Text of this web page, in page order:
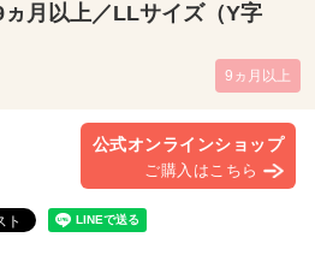
月以上／LLサイズ（Y字
9ヵ月以上
公式オンラインショップ
ご購入はこちら